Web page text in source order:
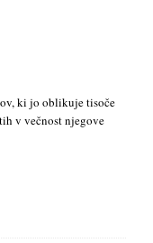
ki jo oblikuje tisoče
v večnost njegove